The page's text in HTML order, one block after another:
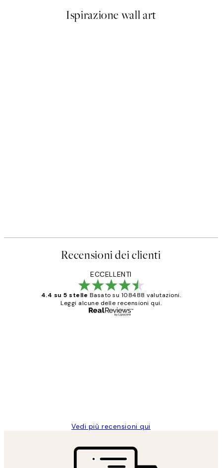
Ispirazione wall art
Recensioni dei clienti
ECCELLENTI
4.4 su 5 stelle Basato su 108488 valutazioni.
Leggi alcune delle recensioni qui.
Vedi più recensioni qui